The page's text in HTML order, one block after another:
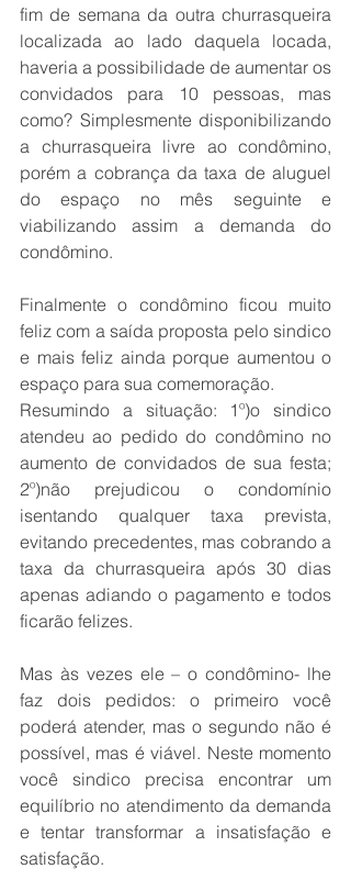
fim de semana da outra churrasqueira
locali­zada ao lado daquela loca­da,
haveria a possibilidade de aumentar os
convidados para 10 pessoas, mas
como? Simplesmente disponibili­zando
a churrasqueira livre ao condômino,
porém a co­brança da taxa de aluguel
do espaço no mês seguinte e
viabilizando assim a deman­da do
condômino.
Finalmente o condômino ficou muito
feliz com a saída proposta pelo sindico
e mais feliz ainda porque aumentou o
espaço para sua comemo­ração.
Resumindo a situação: 1º)o sindico
atendeu ao pe­dido do condômino no
au­mento de convidados de sua festa;
2º)não prejudicou o condomínio
isentando qual­quer taxa prevista,
evitando precedentes, mas cobrando a
taxa da churrasqueira após 30 dias
apenas adiando o pa­gamento e todos
ficarão feli­zes.
Mas às vezes ele – o con­dômino- lhe
faz dois pedi­dos: o primeiro você
pode­rá atender, mas o segundo não é
possível, mas é viável. Neste momento
você sindico precisa encontrar um
equilí­brio no atendimento da de­manda
e tentar transformar a insatisfação e
satisfação.